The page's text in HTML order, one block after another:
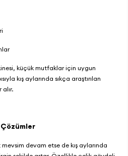
, küçük mutfaklar için uygun
kış aylarında sıkça araştırılan
devam etse de kış aylarında